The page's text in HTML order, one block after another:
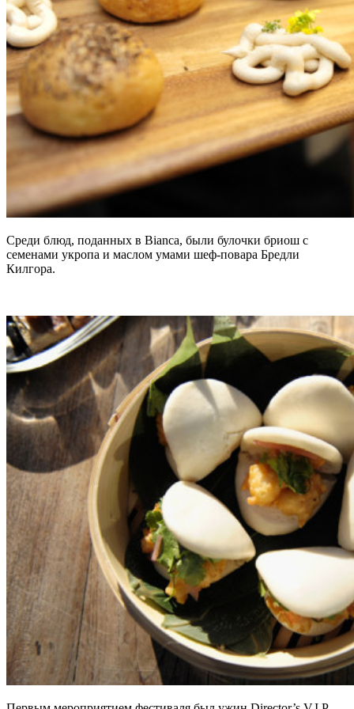
Среди блюд, поданных в Bianca, были булочки бриош с
семенами укропа и маслом умами шеф-повара Бредли
Килгора.